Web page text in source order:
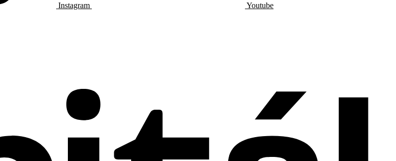
Instagram Youtube